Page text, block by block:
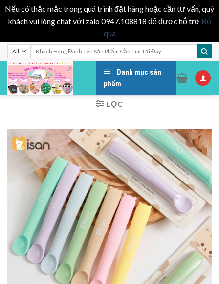
Nếu có thắc mắc trong quá trình đặt hàng hoặc cần tư vấn, quý
khách vui lòng chat với zalo 0947.108818 để được hỗ trợ Bỏ
qua
Skip
to
content
Danh mục sản
phẩm
LỌC